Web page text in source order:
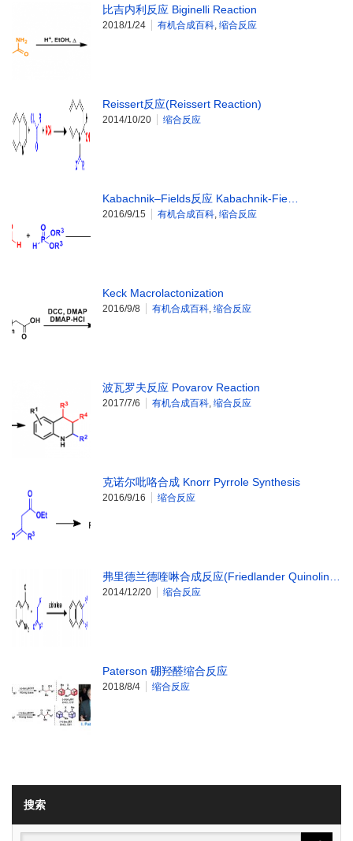
比吉内利反应 Biginelli Reaction
2018/1/24 有机合成百科 缩合反应
Reissert反应(Reissert Reaction)
2014/10/20 缩合反应
Kabachnik–Fields反应 Kabachnik-Fie…
2016/9/15 有机合成百科 缩合反应
Keck Macrolactonization
2016/9/8 有机合成百科 缩合反应
波瓦罗夫反应 Povarov Reaction
2017/7/6 有机合成百科 缩合反应
克诺尔吡咯合成 Knorr Pyrrole Synthesis
2016/9/16 缩合反应
弗里德兰德喹啉合成反应(Friedlander Quinolin…
2014/12/20 缩合反应
Paterson 硼羟醛缩合反应
2018/8/4 缩合反应
搜索